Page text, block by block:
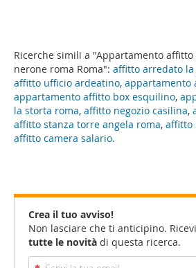
Ricerche simili a "Appartamento
nerone roma Roma": affitto arredato
affitto ufficio ardeatino, appartamento
appartamento affitto box esquilino,
la storta roma, affitto negozio casilina,
affitto stanza torre angela roma, affitto
affitto camera salario.
Crea il tuo avviso!
Non lasciare che ti anticipino.
tutte le novità di questa ricerca.